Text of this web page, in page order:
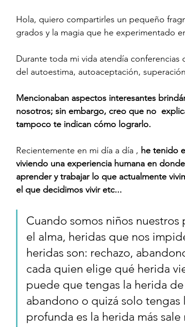
Hola, quiero compartirles un pequeño
grados y la magia que he experimentado
Durante toda mi vida atendía conferencias
del autoestima, autoaceptación,
Mencionaban aspectos interesantes
nosotros; sin embargo, creo que no
tampoco te indican cómo lograrlo.
Recientemente en mi día a día , he tenido
viviendo una experiencia humana en
aprender y trabajar lo que actualmente
el que decidimos vivir etc...
Cuando somos niños
el alma, heridas que nos
heridas son: rechazo,
cada quien elige qué herida
puede que tengas la herida
abandono o quizá solo
profunda es la herida más sale